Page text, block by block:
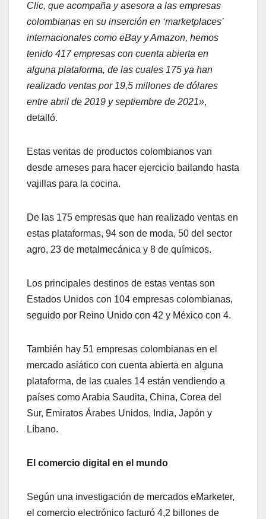
Clic, que acompaña y asesora a las empresas
colombianas en su inserción en ‘marketplaces’
internacionales como eBay y Amazon, hemos
tenido 417 empresas con cuenta abierta en
alguna plataforma, de las cuales 175 ya han
realizado ventas por 19,5 millones de dólares
entre abril de 2019 y septiembre de 2021»,
detalló.
Estas ventas de productos colombianos van
desde arneses para hacer ejercicio bailando hasta
vajillas para la cocina.
De las 175 empresas que han realizado ventas en
estas plataformas, 94 son de moda, 50 del sector
agro, 23 de metalmecánica y 8 de químicos.
Los principales destinos de estas ventas son
Estados Unidos con 104 empresas colombianas,
seguido por Reino Unido con 42 y México con 4.
También hay 51 empresas colombianas en el
mercado asiático con cuenta abierta en alguna
plataforma, de las cuales 14 están vendiendo a
países como Arabia Saudita, China, Corea del
Sur, Emiratos Árabes Unidos, India, Japón y
Líbano.
El comercio digital en el mundo
Según una investigación de mercados eMarketer,
el comercio electrónico facturó 4,2 billones de